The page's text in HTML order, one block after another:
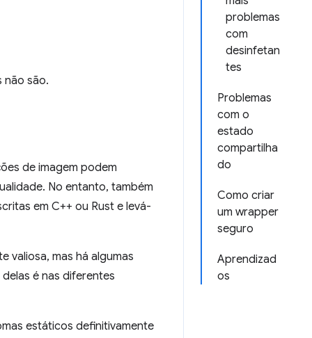
problemas
com
desinfetan
tes
Problemas
com o
estado
compartilha
do
Como criar
um wrapper
seguro
Aprendizad
os
não são.
de imagem podem
No entanto, também
em C++ ou Rust e levá-
valiosa, mas há algumas
é nas diferentes
estáticos definitivamente